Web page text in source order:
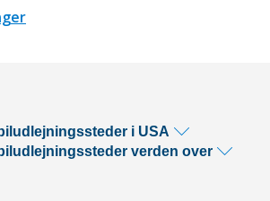
i USA
verden over